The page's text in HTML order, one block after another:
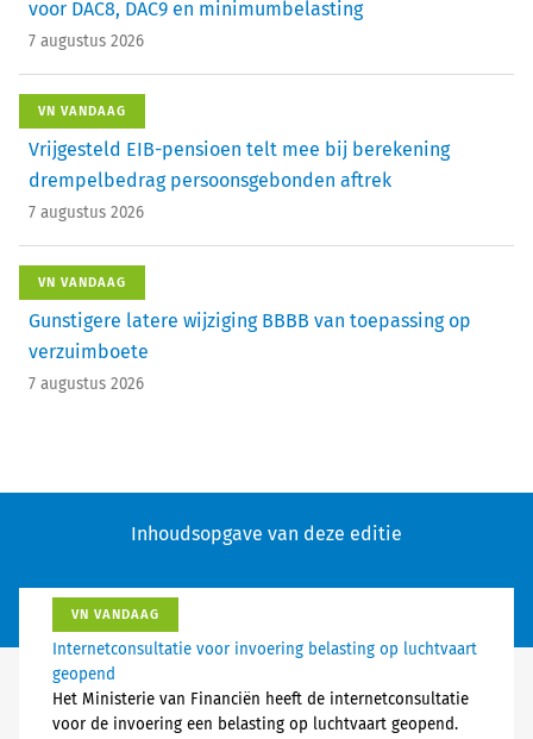
voor DAC8, DAC9 en minimumbelasting
7 augustus 2026
VN VANDAAG
Vrijgesteld EIB-pensioen telt mee bij berekening
drempelbedrag persoonsgebonden aftrek
7 augustus 2026
VN VANDAAG
Gunstigere latere wijziging BBBB van toepassing op
verzuimboete
7 augustus 2026
Inhoudsopgave van deze editie
VN VANDAAG
Internetconsultatie voor invoering belasting op luchtvaart
geopend
Het Ministerie van Financiën heeft de internetconsultatie
voor de invoering een belasting op luchtvaart geopend.